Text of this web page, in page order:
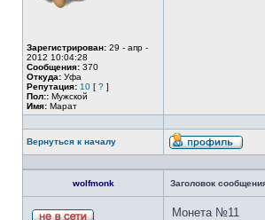
Зарегистрирован: 29 - апр -
2012 10:04:28
Сообщения: 370
Откуда: Уфа
Репутация: 10 [ ? ]
Пол:: Мужской
Имя: Марат
Вернуться к началу
wolfmonk Заголовок
Монета №11